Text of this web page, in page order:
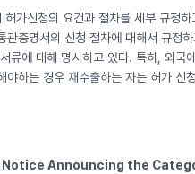
가신청의 요건과 절차를 세부 규정
증명서의 신청 절차에 대해서 규정
류에 대해 명시하고 있다. 특히, 외
하는 경우 재수출하는 자는 허가
Notice Announcing the